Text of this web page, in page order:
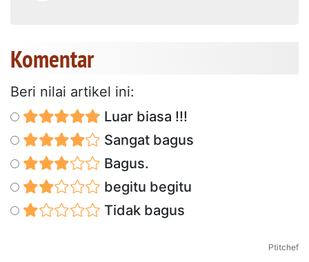
Komentar
Beri nilai artikel ini:
Luar biasa !!!
Sangat bagus
Bagus.
begitu begitu
Tidak bagus
Ptitchef